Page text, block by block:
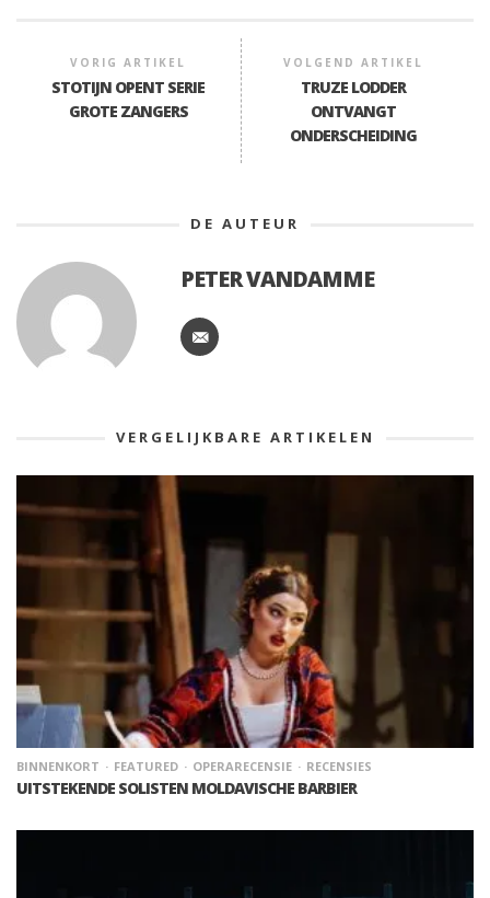
VORIG ARTIKEL
STOTIJN OPENT SERIE
GROTE ZANGERS
VOLGEND ARTIKEL
TRUZE LODDER
ONTVANGT
ONDERSCHEIDING
DE AUTEUR
PETER VANDAMME
VERGELIJKBARE ARTIKELEN
BINNENKORT FEATURED OPERARECENSIE RECENSIES
UITSTEKENDE SOLISTEN MOLDAVISCHE BARBIER